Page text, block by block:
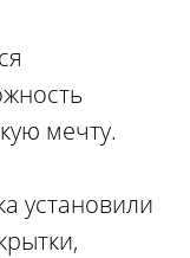
мечту.
установили